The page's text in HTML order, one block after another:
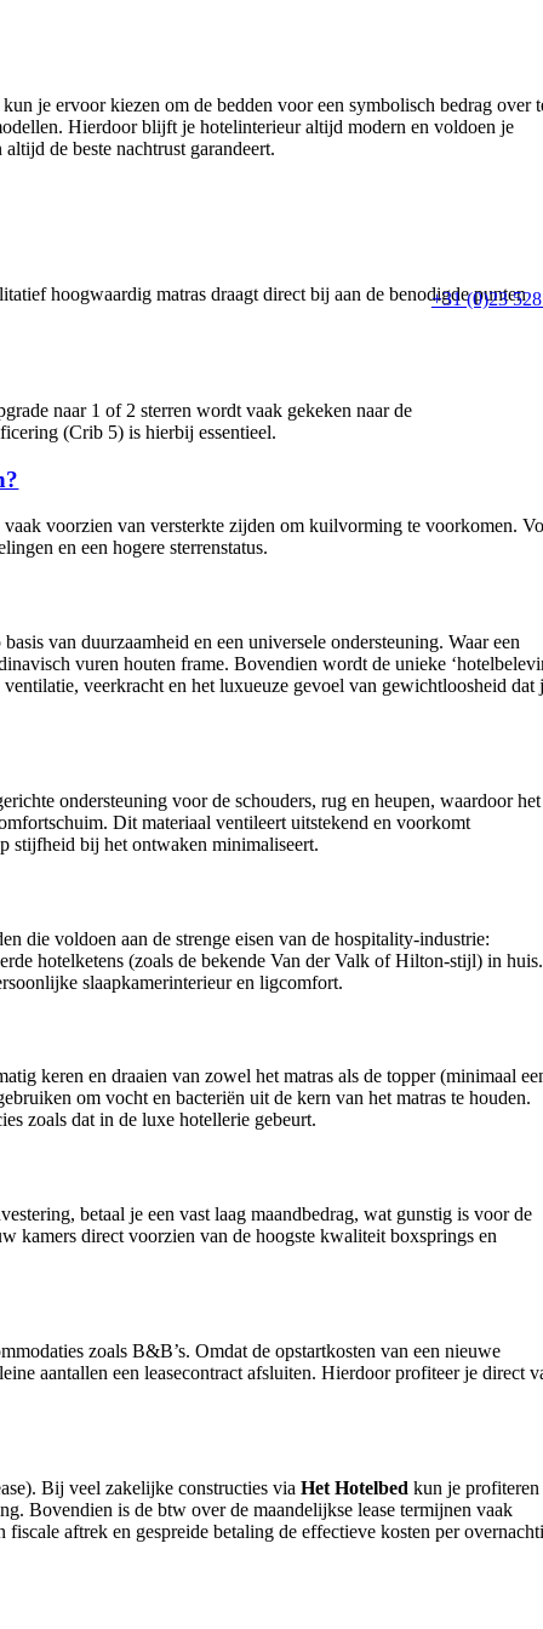
+31 (0)23
je ervoor kiezen om de bedden voor een symbolisch bedrag over
Hierdoor blijft je hotelinterieur altijd modern en voldoen je
de beste nachtrust garandeert.
hoogwaardig matras draagt direct bij aan de benodigde punten
naar 1 of 2 sterren wordt vaak gekeken naar de
(Crib 5) is hierbij essentieel.
voorzien van versterkte zijden om kuilvorming te voorkomen.
en een hogere sterrenstatus.
van duurzaamheid en een universele ondersteuning. Waar een
vuren houten frame. Bovendien wordt de unieke
veerkracht en het luxueuze gevoel van gewichtloosheid dat
ondersteuning voor de schouders, rug en heupen, waardoor het
Dit materiaal ventileert uitstekend en voorkomt
stijfheid bij het ontwaken minimaliseert.
die voldoen aan de strenge eisen van de hospitality-industrie:
hotelketens (zoals de bekende Van der Valk of Hilton-stijl) in huis.
slaapkamerinterieur en ligcomfort.
keren en draaien van zowel het matras als de topper (minimaal
om vocht en bacteriën uit de kern van het matras te houden.
zoals dat in de luxe hotellerie gebeurt.
betaal je een vast laag maandbedrag, wat gunstig is voor de
kamers direct voorzien van de hoogste kwaliteit boxsprings en
zoals B&B’s. Omdat de opstartkosten van een nieuwe
aantallen een leasecontract afsluiten. Hierdoor profiteer je direct
Bij veel zakelijke constructies viaHet Hotelbed kun je profiteren
Bovendien is de btw over de maandelijkse lease termijnen vaak
aftrek en gespreide betaling de effectieve kosten per